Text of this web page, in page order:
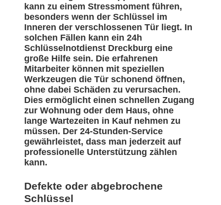
kann zu einem Stressmoment führen,
besonders wenn der Schlüssel im
Inneren der verschlossenen Tür liegt. In
solchen Fällen kann ein 24h
Schlüsselnotdienst Dreckburg eine
große Hilfe sein. Die erfahrenen
Mitarbeiter können mit speziellen
Werkzeugen die Tür schonend öffnen,
ohne dabei Schäden zu verursachen.
Dies ermöglicht einen schnellen Zugang
zur Wohnung oder dem Haus, ohne
lange Wartezeiten in Kauf nehmen zu
müssen. Der 24-Stunden-Service
gewährleistet, dass man jederzeit auf
professionelle Unterstützung zählen
kann.
Defekte oder abgebrochene
Schlüssel